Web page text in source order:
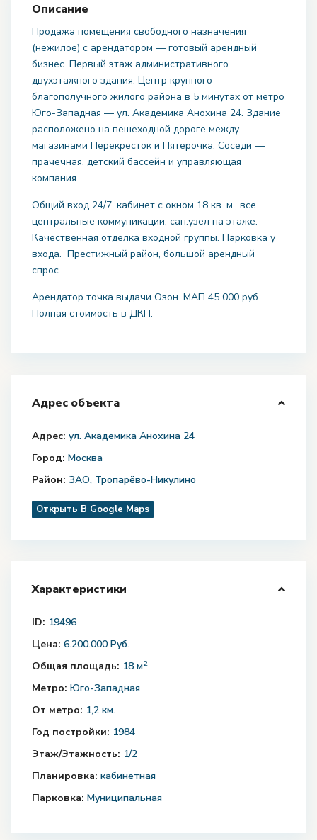
Описание
Продажа помещения свободного назначения
(нежилое) с арендатором — готовый арендный
бизнес. Первый этаж административного
двухэтажного здания. Центр крупного
благополучного жилого района в 5 минутах от метро
Юго-Западная — ул. Академика Анохина 24. Здание
расположено на пешеходной дороге между
магазинами Перекресток и Пятерочка. Соседи —
прачечная, детский бассейн и управляющая
компания.
Общий вход 24/7, кабинет с окном 18 кв. м., все
центральные коммуникации, сан.узел на этаже.
Качественная отделка входной группы. Парковка у
входа. Престижный район, большой арендный
спрос.
Арендатор точка выдачи Озон. МАП 45 000 руб.
Полная стоимость в ДКП.
Адрес объекта
Адрес: ул. Академика Анохина 24
Город: Москва
Район: ЗАО, ​Тропарёво-Никулино
Открыть В Google Maps
Характеристики
ID: 19496
Цена: 6.200.000 Руб.
Общая площадь: 18 м2
Метро: Юго-Западная
От метро: 1,2 км.
Год постройки: 1984
Этаж/Этажность: 1/2
Планировка: кабинетная
Парковка: Муниципальная